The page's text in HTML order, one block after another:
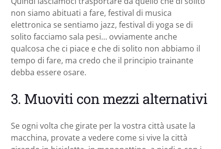
non siamo abituati a fare, festival di musica
elettronica se sentiamo jazz, festival di yoga se di
solito facciamo sala pesi… ovviamente anche
qualcosa che ci piace e che di solito non abbiamo il
tempo di fare, ma credo che il principio trainante
debba essere osare.
3. Muoviti con mezzi alternativi
Se ogni volta che girate per la vostra città usate la
macchina, provate a vedere come si vive la città